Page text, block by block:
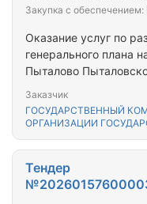
Оказание услуг по
генерального плана
Пыталово
К-ГЗ)
Заказчик
ГОСУДАРСТВЕННЫЙ
ОРГАНИЗАЦИИ
Закупка с обеспечением:
Тендер